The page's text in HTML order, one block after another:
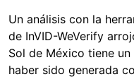
Un análisis con la
de InVID-WeVerify
Sol de México tiene
haber sido generada